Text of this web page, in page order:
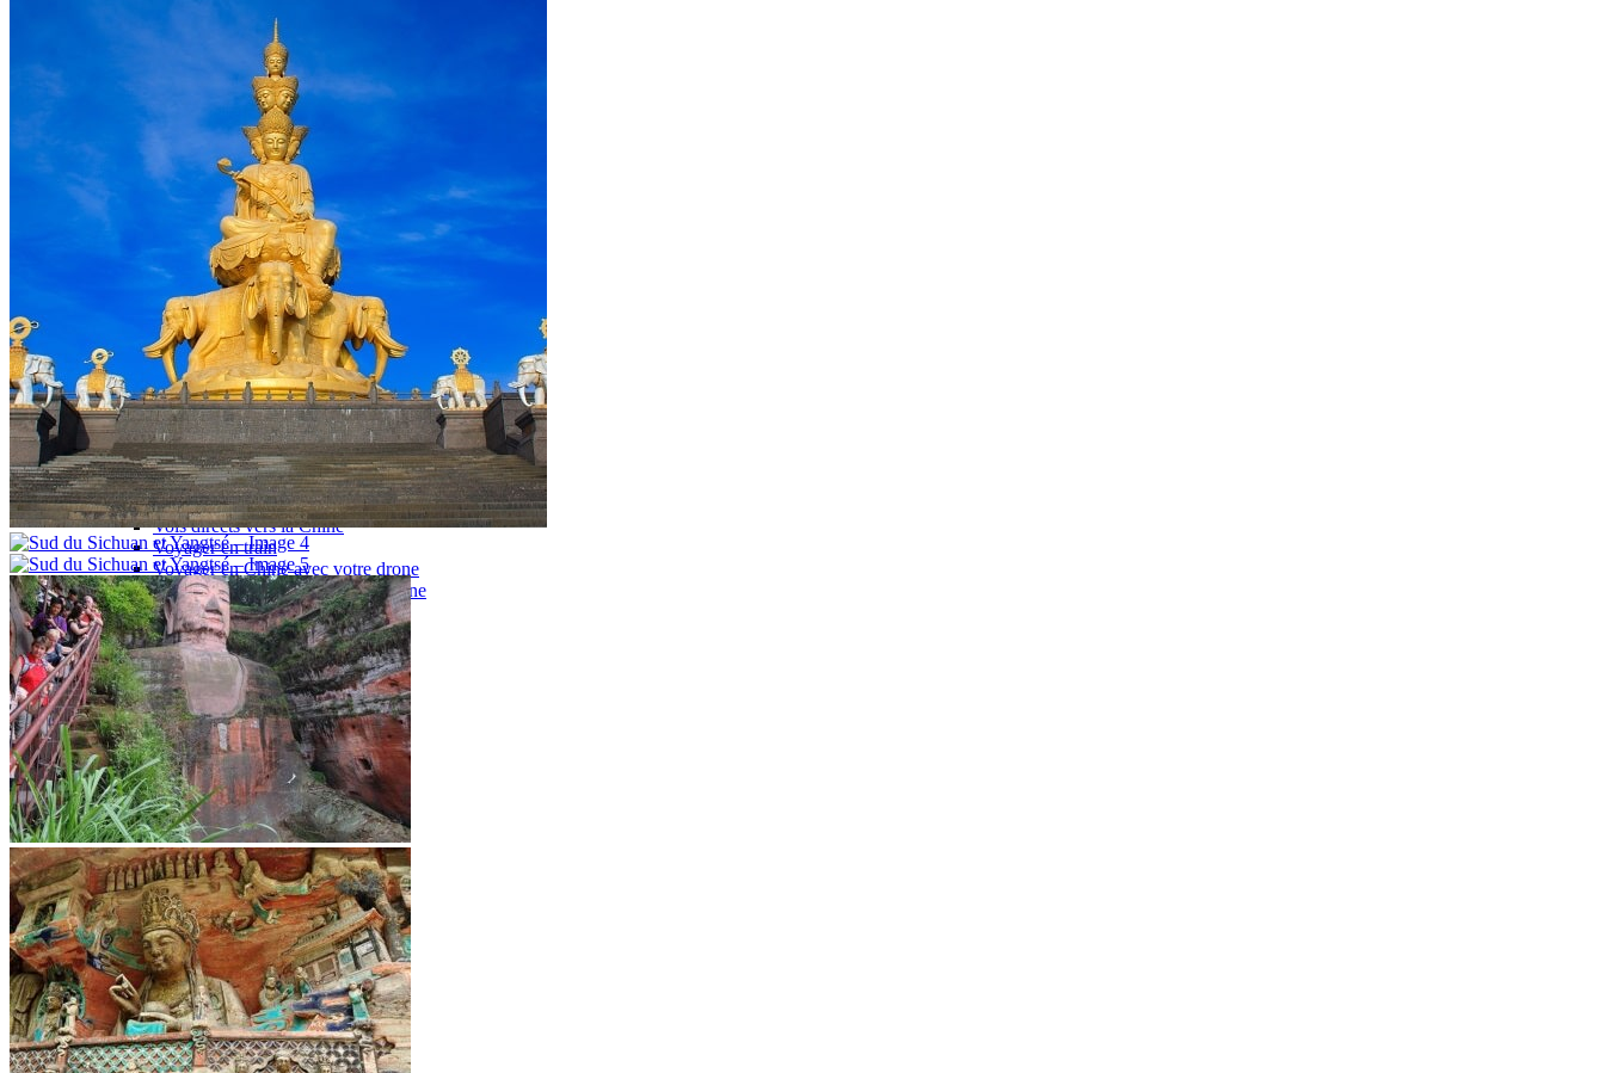
Réseau Asian Roads
Garanties et engagements Asian Roads
Avis de nos voyageurs
Voyages d’affaires en Chine
Voyage scolaire et culturel en Chine
La Chine & ses secrets
Présentation de la Chine
Cuisines de Chine
Les Minorités Ethniques Chinoises
Fêtes traditionnelles & vacances en Chine
Les signes astrologiques Chinois
Les plus belles montagnes de Chine
Les plus belles balades de Chine
La Chine vue du ciel
Visiter la Chine pour voir le monde
Les langues en Chine : une étonnante diversité
Préparer son voyage en Chine
Notre sélection d’hôtels en Chine
Météo & climat
Obtention Visa Voyage Chine
Comment communiquer depuis la Chine ?
Maîtrisez les mots essentiels
Transports en Chine
Vols directs vers la Chine
Voyager en train
Voyager en Chine avec votre drone
Vaccins pour votre voyage en Chine
Mal des montagnes
Demande d’info
09 83 07 44 60